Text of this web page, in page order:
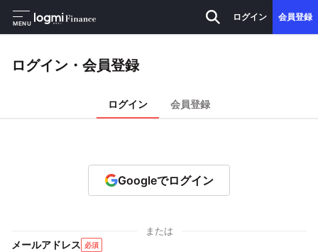
MENU
ログイン 会員登録
ログイン・会員登録
ログイン 会員登録
Googleでログイン
または
メールアドレス 必須